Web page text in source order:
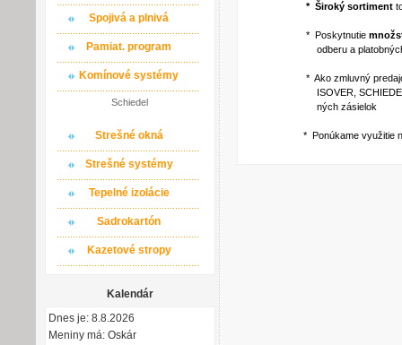
Spojivá a plnivá
Pamiat. program
Komínové systémy
Schiedel
Strešné okná
Strešné systémy
Tepelné izolácie
Sadrokartón
Kazetové stropy
Kalendár
Dnes je: 8.8.2026
Meniny má: Oskár
* Široký sortiment
* Poskytnutie
odberu a platobných
* Ako zmluvný predajca
ISOVER, SCHIEDEL a iné )
ných zásielok
* Ponúkame využitie